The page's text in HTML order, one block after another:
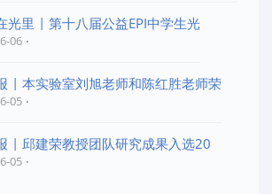
光里 | 第十八届公益EPI中学生光
06
| 本实验室刘旭老师和陈红胜老师荣
05
| 邱建荣教授团队研究成果入选20
05